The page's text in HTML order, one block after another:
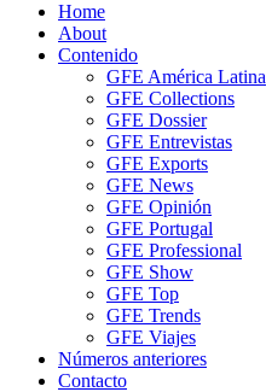
Home
About
Contenido
GFE América Latina
GFE Collections
GFE Dossier
GFE Entrevistas
GFE Exports
GFE News
GFE Opinión
GFE Portugal
GFE Professional
GFE Show
GFE Top
GFE Trends
GFE Viajes
Números anteriores
Contacto